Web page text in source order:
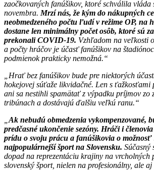
zaočkovaných fanúšikov, ktoré schválila vláda
novembra. Mrzí nás, že kým do nákupných
neobmedzeného počtu ľudí v režime OP, na
dostane len minimálny počet osôb, ktoré sú
prekonali COVID-19. Vzhľadom na veľkosti
a počty hráčov je účasť fanúšikov na
podmienok prakticky nemožná.
Hrať bez fanúšikov bude pre niektorých
hokejovej súťaže likvidačné. Len s ťažkosťami
ani sa nestihli spamätať z výpadku príjmov zo
tribúnach a dostávajú ďalšiu veľkú ranu.
Ak nebudú obmedzenia vykompenzované,
predčasné ukončenie sezóny. Hráči i
prídu o svoju prácu a fanúšikovia o
najpopulárnejší šport na Slovensku. Súčasný
dopad na reprezentáciu krajiny na vrcholných
slovenský šport, nielen na profesionálny, ale aj